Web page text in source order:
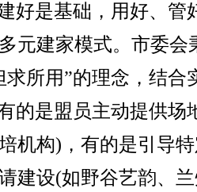
是基础，用好、管
元建家模式。市委会
求所用”的理念，结合
的是盟员主动提供场
机构)，有的是引导
建设(如野谷艺韵、